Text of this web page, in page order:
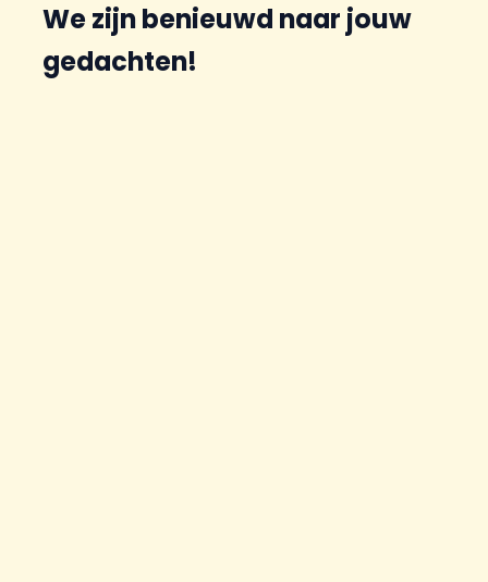
We zijn benieuwd naar jouw
gedachten!